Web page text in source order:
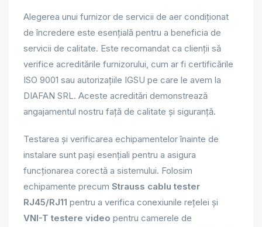
Alegerea unui furnizor de servicii de aer condiționat
de încredere este esențială pentru a beneficia de
servicii de calitate. Este recomandat ca clienții să
verifice acreditările furnizorului, cum ar fi certificările
ISO 9001 sau autorizațiile IGSU pe care le avem la
DIAFAN SRL. Aceste acreditări demonstrează
angajamentul nostru față de calitate și siguranță.
Testarea și verificarea echipamentelor înainte de
instalare sunt pași esențiali pentru a asigura
funcționarea corectă a sistemului. Folosim
echipamente precum Strauss cablu tester
RJ45/RJ11 pentru a verifica conexiunile rețelei și
VNI-T testere video pentru camerele de